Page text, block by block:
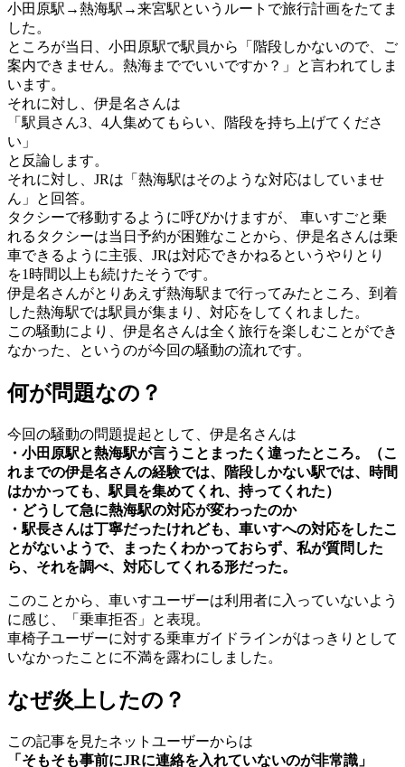
小田原駅→熱海駅→来宮駅というルートで旅行計画をたてま
した。
ところが当日、小田原駅で駅員から「階段しかないので、ご
案内できません。熱海まででいいですか？」と言われてしま
います。
それに対し、伊是名さんは
「駅員さん3、4人集めてもらい、階段を持ち上げてくださ
い」
と反論します。
それに対し、JRは「熱海駅はそのような対応はしていませ
ん」と回答。
タクシーで移動するように呼びかけますが、 車いすごと乗
れるタクシーは当日予約が困難なことから、伊是名さんは乗
車できるように主張、JRは対応できかねるというやりとり
を1時間以上も続けたそうです。
伊是名さんがとりあえず熱海駅まで行ってみたところ、到着
した熱海駅では駅員が集まり、対応をしてくれました。
この騒動により、伊是名さんは全く旅行を楽しむことができ
なかった、というのが今回の騒動の流れです。
何が問題なの？
今回の騒動の問題提起として、伊是名さんは
・小田原駅と熱海駅が言うことまったく違ったところ。（こ
れまでの伊是名さんの経験では、階段しかない駅では、時間
はかかっても、駅員を集めてくれ、持ってくれた）
・どうして急に熱海駅の対応が変わったのか
・駅長さんは丁寧だったけれども、車いすへの対応をしたこ
とがないようで、まったくわかっておらず、私が質問した
ら、それを調べ、対応してくれる形だった。
このことから、車いすユーザーは利用者に入っていないよう
に感じ、「乗車拒否」と表現。
車椅子ユーザーに対する乗車ガイドラインがはっきりとして
いなかったことに不満を露わにしました。
なぜ炎上したの？
この記事を見たネットユーザーからは
「そもそも事前にJRに連絡を入れていないのが非常識」